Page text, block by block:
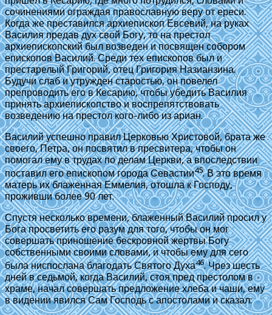
сочинениями ограждая православную веру от ереси.
Когда же преставился архиепископ Евсевий, на руках
Василия предав дух свой Богу, то на престол
архиепископский был возведен и посвящен собором
епископов Василий. Среди тех епископов был и
престарелый Григорий, отец Григория Назианзина.
Будучи слаб и утружден старостью, он повелел
препроводить его в Кесарию, чтобы убедить Василия
принять архиепископство и воспрепятствовать
возведению на престол кого-либо из ариан.
Василий успешно правил Церковью Христовой, брата же
своего, Петра, он посвятил в пресвитера, чтобы он
помогал ему в трудах по делам Церкви, а впоследствии
поставил его епископом города Севастии45. В это время
матерь их блаженная Еммелия, отошла к Господу,
проживши более 90 лет.
Спустя несколько времени, блаженный Василий просил у
Бога просветить его разум для того, чтобы он мог
совершать приношение бескровной жертвы Богу
собственными своими словами, и чтобы ему для сего
была ниспослана благодать Святого Духа46. Чрез шесть
дней в седьмой, когда Василий, стоя пред престолом в
храме, начал совершать предложение хлеба и чаши, ему
в видении явился Сам Господь с апостолами и сказал: